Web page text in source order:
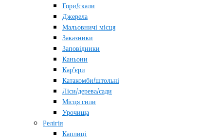
Гори/скали
Джерела
Мальовничі місця
Заказники
Заповідники
Каньони
Кар’єри
Катакомби/штольні
Ліси/дерева/сади
Місця сили
Урочища
Релігія
Каплиці